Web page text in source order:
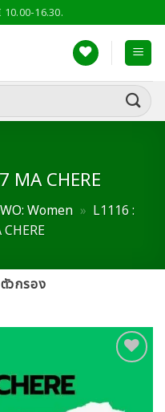
10.00-16.30.
MA CHERE
Women » L1116 :
วกรอง